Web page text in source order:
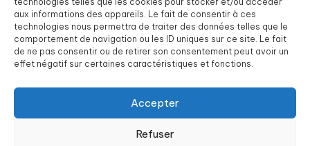
aux informations des appareils. Le fait de consentir à ces
technologies nous permettra de traiter des données telles que le
comportement de navigation ou les ID uniques sur ce site. Le fait
de ne pas consentir ou de retirer son consentement peut avoir un
effet négatif sur certaines caractéristiques et fonctions.
Accepter
Refuser
ARPAVIE est une association du Groupe SOS